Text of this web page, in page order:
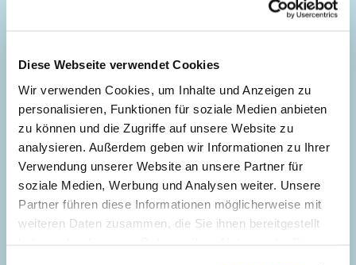
Diese Webseite verwendet Cookies
Wir verwenden Cookies, um Inhalte und Anzeigen zu
personalisieren, Funktionen für soziale Medien anbieten
zu können und die Zugriffe auf unsere Website zu
analysieren. Außerdem geben wir Informationen zu Ihrer
Verwendung unserer Website an unsere Partner für
soziale Medien, Werbung und Analysen weiter. Unsere
Partner führen diese Informationen möglicherweise mit
weiteren Daten zusammen, die Sie ihnen bereitgestellt